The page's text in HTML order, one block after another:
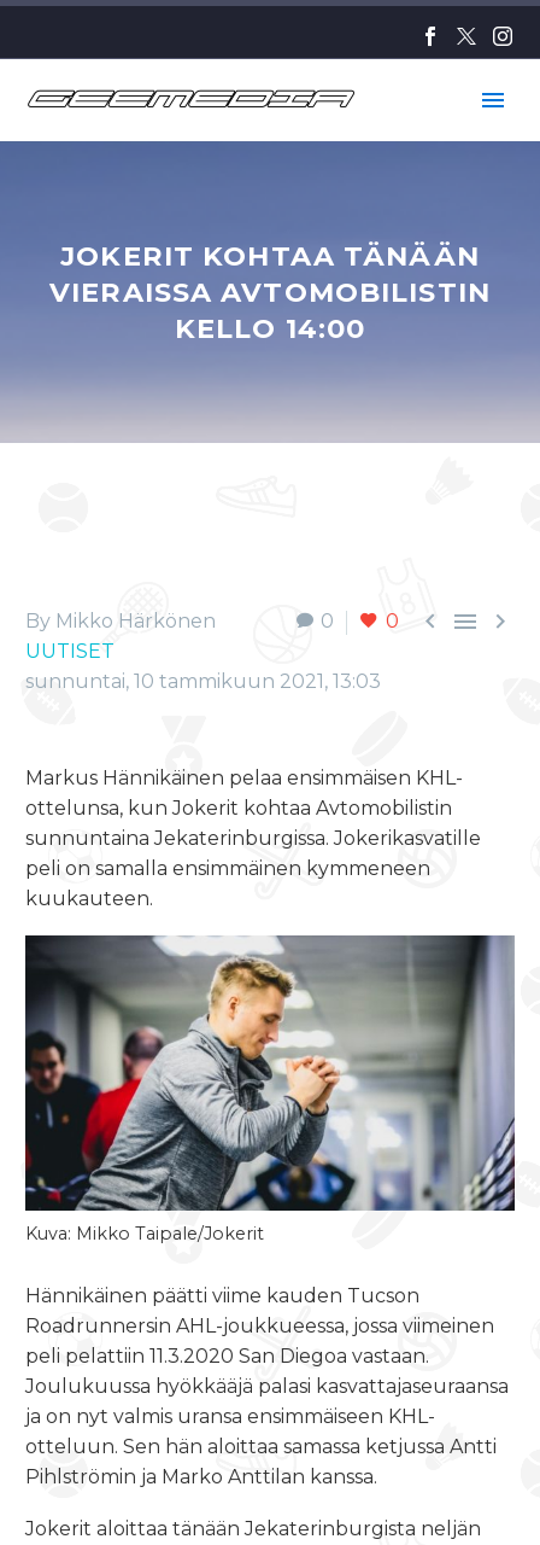
JOKERIT KOHTAA TÄNÄÄN
VIERAISSA AVTOMOBILISTIN
KELLO 14:00
0 0   
By Mikko Härkönen
UUTISET
sunnuntai, 10 tammikuun 2021, 13:03
Markus Hännikäinen pelaa ensimmäisen KHL-
ottelunsa, kun Jokerit kohtaa Avtomobilistin
sunnuntaina Jekaterinburgissa. Jokerikasvatille
peli on samalla ensimmäinen kymmeneen
kuukauteen.
Kuva: Mikko Taipale/Jokerit
Hännikäinen päätti viime kauden Tucson
Roadrunnersin AHL-joukkueessa, jossa viimeinen
peli pelattiin 11.3.2020 San Diegoa vastaan.
Joulukuussa hyökkääjä palasi kasvattajaseuraansa
ja on nyt valmis uransa ensimmäiseen KHL-
otteluun. Sen hän aloittaa samassa ketjussa Antti
Pihlströmin ja Marko Anttilan kanssa.
Jokerit aloittaa tänään Jekaterinburgista neljän